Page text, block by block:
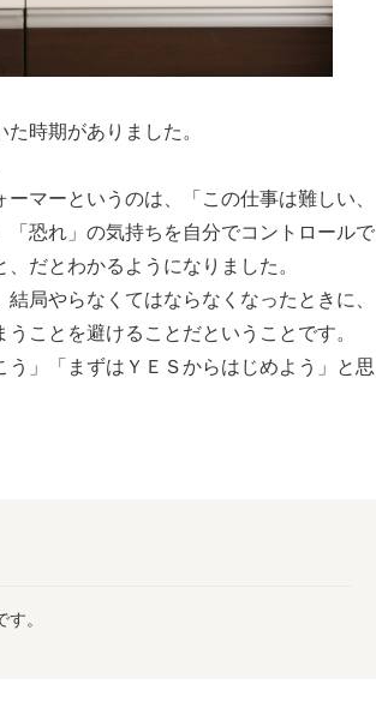
時期がありました。
マーというのは、「この仕事は難しい、
恐れ」の気持ちを自分でコントロールで
だとわかるようになりました。
局やらなくてはならなくなったときに、
ことを避けることだということです。
」「まずはＹＥＳからはじめよう」と思
。